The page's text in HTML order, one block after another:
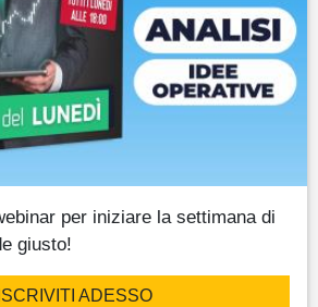
per iniziare la settimana di
giusto!
ISCRIVITI ADESSO